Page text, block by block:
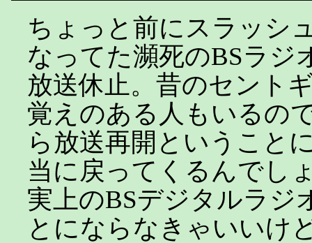
ちょっと前にスラッシ
なってた瀕死のBSラジ
放送休止。昔のセント
覚えのある人もいるの
ら放送再開ということ
当に戻ってくるんでし
実上のBSデジタルラジ
とにならなきゃいいけ